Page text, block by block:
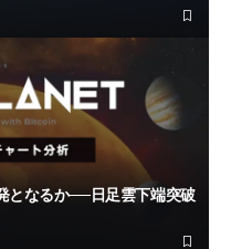
となるか──日足雲下端突破